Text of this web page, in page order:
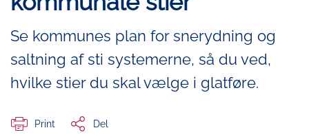
Se kommunes plan for snerydning og
saltning af sti systemerne, så du ved,
hvilke stier du skal vælge i glatføre.
Print Del